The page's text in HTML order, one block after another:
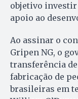
objetivo investir
apoio ao
Ao assinar o
Gripen NG, o
transferência
fabricação de
brasileiras em